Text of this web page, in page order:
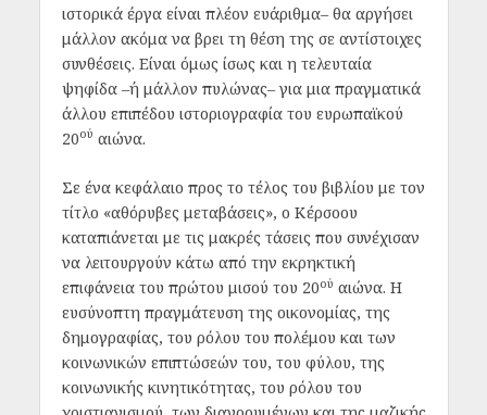
ιστορικά έργα είναι πλέον ευάριθμα– θα αργήσει
μάλλον ακόμα να βρει τη θέση της σε αντίστοιχες
συνθέσεις. Είναι όμως ίσως και η τελευταία
ψηφίδα –ή μάλλον πυλώνας– για μια πραγματικά
άλλου επιπέδου ιστοριογραφία του ευρωπαϊκού
20ού αιώνα.
Σε ένα κεφάλαιο προς το τέλος του βιβλίου με τον
τίτλο «αθόρυβες μεταβάσεις», ο Κέρσοου
καταπιάνεται με τις μακρές τάσεις που συνέχισαν
να λειτουργούν κάτω από την εκρηκτική
επιφάνεια του πρώτου μισού του 20ού αιώνα. Η
ευσύνοπτη πραγμάτευση της οικονομίας, της
δημογραφίας, του ρόλου του πολέμου και των
κοινωνικών επιπτώσεών του, του φύλου, της
κοινωνικής κινητικότητας, του ρόλου του